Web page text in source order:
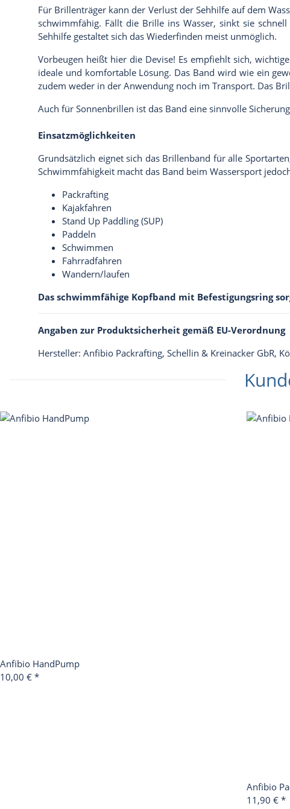
Für Brillenträger kann der Verlust der Sehhilfe auf dem
schwimmfähig. Fällt die Brille ins Wasser, sinkt sie
Sehhilfe gestaltet sich das Wiederfinden meist unmöglich.
Vorbeugen heißt hier die Devise! Es empfiehlt sich,
ideale und komfortable Lösung. Das Band wird wie ein
zudem weder in der Anwendung noch im Transport. Das
Auch für Sonnenbrillen ist das Band eine sinnvolle
Einsatzmöglichkeiten
Grundsätzlich eignet sich das Brillenband für alle
Schwimmfähigkeit macht das Band beim Wassersport
Packrafting
Kajakfahren
Stand Up Paddling (SUP)
Paddeln
Schwimmen
Fahrradfahren
Wandern/laufen
Das schwimmfähige Kopfband mit Befestigungsring
Angaben zur Produktsicherheit gemäß EU-Verordnung
Hersteller: Anfibio Packrafting, Schellin & Kreinacker GbR,
Anfibio HandPump
10,00 € *
Anfibio
11,90 € *